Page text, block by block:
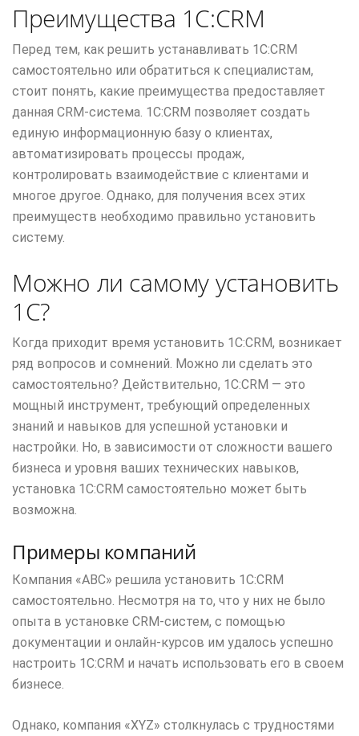
Преимущества 1С:CRM
Перед тем, как решить устанавливать 1С:CRM
самостоятельно или обратиться к специалистам,
стоит понять, какие преимущества предоставляет
данная CRM-система. 1С:CRM позволяет создать
единую информационную базу о клиентах,
автоматизировать процессы продаж,
контролировать взаимодействие с клиентами и
многое другое. Однако, для получения всех этих
преимуществ необходимо правильно установить
систему.
Можно ли самому установить
1С?
Когда приходит время установить 1С:CRM, возникает
ряд вопросов и сомнений. Можно ли сделать это
самостоятельно? Действительно, 1С:CRM — это
мощный инструмент, требующий определенных
знаний и навыков для успешной установки и
настройки. Но, в зависимости от сложности вашего
бизнеса и уровня ваших технических навыков,
установка 1С:CRM самостоятельно может быть
возможна.
Примеры компаний
Компания «ABC» решила установить 1С:CRM
самостоятельно. Несмотря на то, что у них не было
опыта в установке CRM-систем, с помощью
документации и онлайн-курсов им удалось успешно
настроить 1С:CRM и начать использовать его в своем
бизнесе.
Однако, компания «XYZ» столкнулась с трудностями